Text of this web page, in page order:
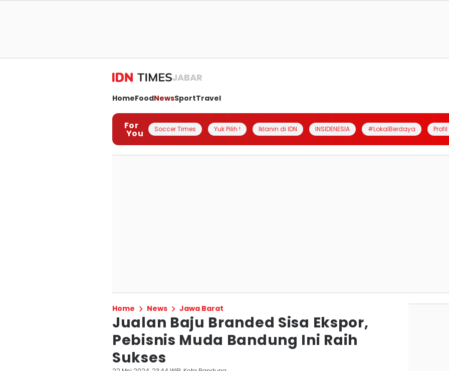
JABAR
HomeFoodNewsSportTravel
For
You Soccer Times Yuk Pilih ! Iklanin di IDN INSIDENESIA #LokalBerdaya
Home News Jawa Barat
Jualan Baju Branded Sisa Ekspor,
Pebisnis Muda Bandung Ini Raih
Sukses